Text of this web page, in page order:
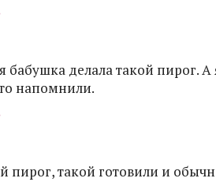
делала такой пирог. А
напомнили.
пирог, такой готовили и